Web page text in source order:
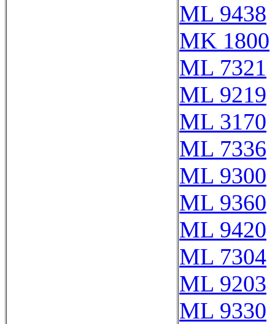
ML 9438
MK 1800
ML 7321
ML 9219
ML 3170
ML 7336
ML 9300
ML 9360
ML 9420
ML 7304
ML 9203
ML 9330